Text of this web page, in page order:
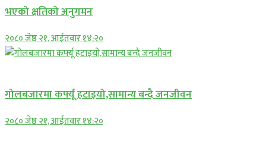
भएको क्षतिको अनुगमन
२०८० जेष्ठ २१, आईतवार १४:२०
गोलबजारमा कर्फ्यू हटाइयो,सामान्य बन्दै जनजीवन
२०८० जेष्ठ २१, आईतवार १४:२०